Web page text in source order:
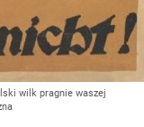
wilk pragnie waszej